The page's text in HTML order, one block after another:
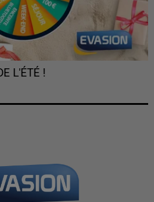
L'ÉTÉ !